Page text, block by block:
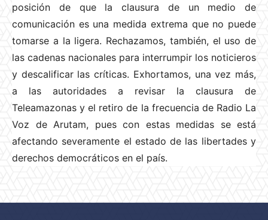
posición de que la clausura de un medio de
comunicación es una medida extrema que no puede
tomarse a la ligera. Rechazamos, también, el uso de
las cadenas nacionales para interrumpir los noticieros
y descalificar las críticas. Exhortamos, una vez más,
a las autoridades a revisar la clausura de
Teleamazonas y el retiro de la frecuencia de Radio La
Voz de Arutam, pues con estas medidas se está
afectando severamente el estado de las libertades y
derechos democráticos en el país.